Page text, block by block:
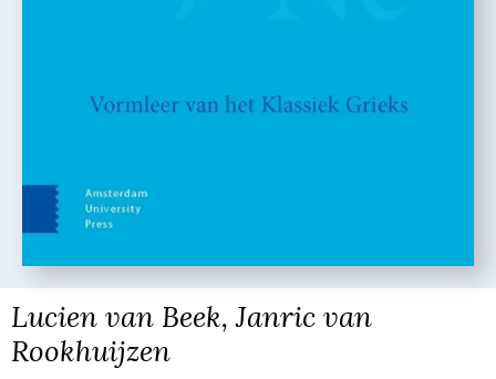
Lucien van Beek, Janric van
Rookhuijzen